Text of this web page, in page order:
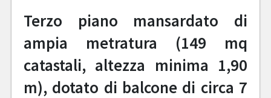
Terzo piano mansardato di
ampia metratura (149 mq
catastali, altezza minima 1,90
m), dotato di balcone di circa 7